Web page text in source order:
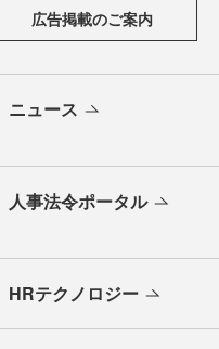
広告掲載のご案内
ニュース
人事法令ポータル
HRテクノロジー